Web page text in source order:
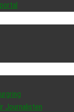
Journalisten